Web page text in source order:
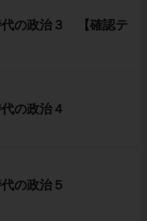
の政治３ 【確認テ
の政治４
の政治５